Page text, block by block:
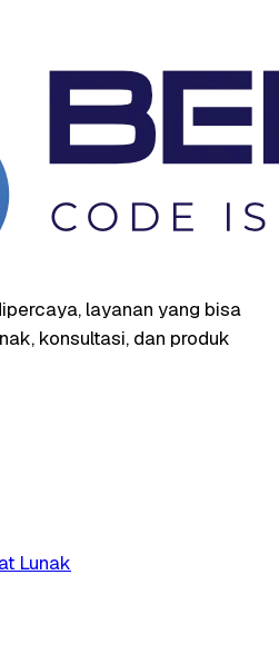
layanan yang bisa
konsultasi, dan produk
Lunak